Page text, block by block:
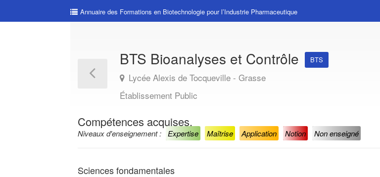
Annuaire des Formations en Biotechnologie pour l’Industrie Pharmaceutique
BTS Bioanalyses et Contrôle BTS
Lycée Alexis de Tocqueville - Grasse
Établissement Public
Compétences acquises.
Niveaux d'enseignement : Expertise Maîtrise Application Notion Non enseigné
Sciences fondamentales